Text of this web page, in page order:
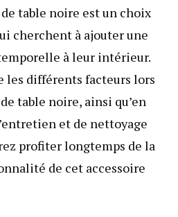
table noire est un choix
cherchent à ajouter une
à leur intérieur.
les différents facteurs lors
table noire, ainsi qu’en
et de nettoyage
profiter longtemps de la
de cet accessoire